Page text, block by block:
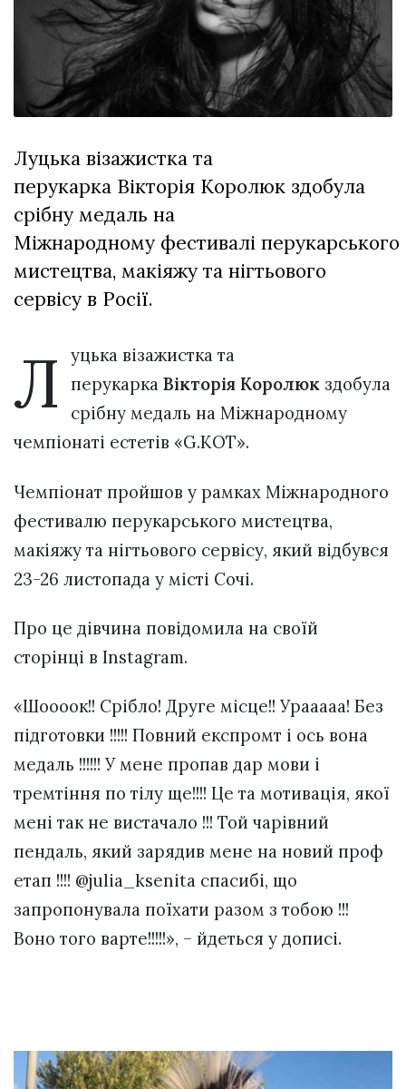
залишив у
Луцьку
три...
27 Липня 2026
694 переглядів
Всі розділи
Лайф
Афіша
ZONE 18+
Політика конфіденційності
Луцька візажистка та
перукарка Вікторія Королюк здобула
срібну медаль на
Міжнародному фестивалі перукарського
мистецтва, макіяжу та нігтьового
сервісу в Росії.
Л
уцька візажистка та
перукаркаВікторія Королюк здобула
срібну медаль на Міжнародному
чемпіонаті естетів «G.KOT».
Чемпіонат пройшов у рамках Міжнародного
фестивалю перукарського мистецтва,
макіяжу та нігтьового сервісу, який відбувся
23-26 листопада у місті Сочі.
Про це дівчина повідомила на своїй
сторінці в Instagram.
«Шоооок!! Срібло! Друге місце!! Урааааа! Без
підготовки !!!!! Повний експромт і ось вона
медаль !!!!!! У мене пропав дар мови і
тремтіння по тілу ще!!!! Це та мотивація, якої
мені так не вистачало !!! Той чарівний
пендаль, який зарядив мене на новий проф
етап !!!! @julia_ksenita спасибі, що
запропонувала поїхати разом з тобою !!!
Воно того варте!!!!!», – йдеться у дописі.